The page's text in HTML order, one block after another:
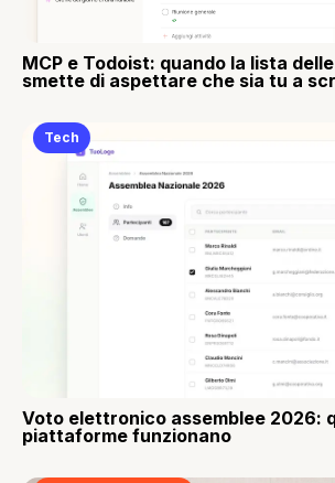
MCP e Todoist: quando la lista
smette di aspettare che sia tu a
Tech
Voto elettronico assemblee 2026:
piattaforme funzionano